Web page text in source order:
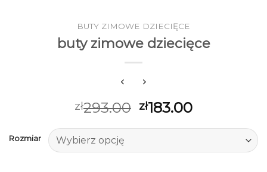
BUTY ZIMOWE DZIECIĘCE
buty zimowe dziecięce
zł293.00 zł183.00
Rozmiar